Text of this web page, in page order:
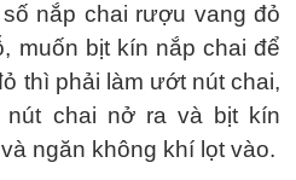
nắp chai rượu vang đỏ
muốn bịt kín nắp chai để
thì phải làm ướt nút chai,
chai nở ra và bịt kín
ngăn không khí lọt vào.